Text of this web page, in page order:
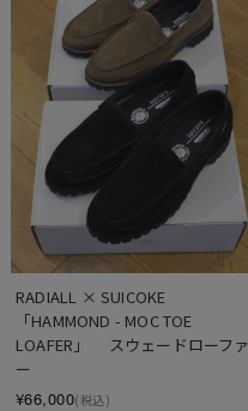
RADIALL × SUICOKE
「HAMMOND - MOC TOE
LOAFER」　 スウェードローファ
ー
¥66,000(税込)